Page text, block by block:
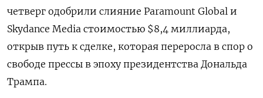
четверг одобрили слияние Paramount Global и
Skydance Media стоимостью $8,4 миллиарда,
открыв путь к сделке, которая переросла в спор о
свободе прессы в эпоху президентства Дональда
Трампа.